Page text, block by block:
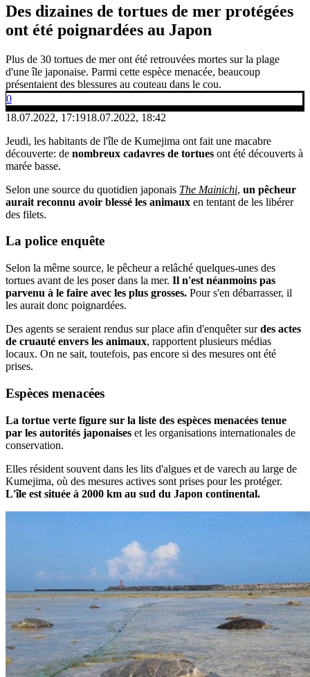
Des dizaines de tortues de mer protégées
ont été poignardées au Japon
Plus de 30 tortues de mer ont été retrouvées mortes sur la plage
d'une île japonaise. Parmi cette espèce menacée, beaucoup
présentaient des blessures au couteau dans le cou.
0
18.07.2022, 17:1918.07.2022, 18:42
Jeudi, les habitants de l'île de Kumejima ont fait une macabre
découverte: de nombreux cadavres de tortues ont été découverts à
marée basse.
Selon une source du quotidien japonais The Mainichi, un pêcheur
aurait reconnu avoir blessé les animaux en tentant de les libérer
des filets.
La police enquête
Selon la même source, le pêcheur a relâché quelques-unes des
tortues avant de les poser dans la mer. Il n'est néanmoins pas
parvenu à le faire avec les plus grosses. Pour s'en débarrasser, il
les aurait donc poignardées.
Des agents se seraient rendus sur place afin d'enquêter surdes actes
de cruauté envers les animaux, rapportent plusieurs médias
locaux. On ne sait, toutefois, pas encore si des mesures ont été
prises.
Espèces menacées
La tortue verte figure sur la liste des espèces menacées tenue
par les autorités japonaises et les organisations internationales de
conservation.
Elles résident souvent dans les lits d'algues et de varech au large de
Kumejima, où des mesures actives sont prises pour les protéger.
L'île est située à 2000 km au sud du Japon continental.